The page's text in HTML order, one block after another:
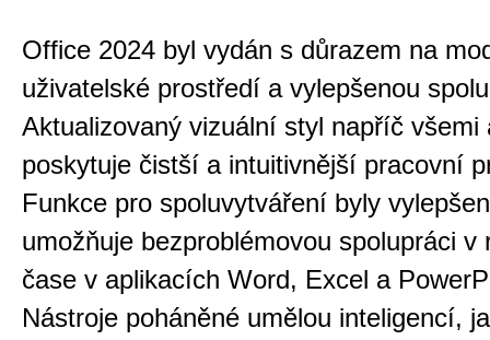
Office 2024 byl vydán s důrazem na
uživatelské prostředí a vylepšenou
Aktualizovaný vizuální styl napříč všemi
poskytuje čistší a intuitivnější pracovní
Funkce pro spoluvytváření byly
umožňuje bezproblémovou spolupráci v
čase v aplikacích Word, Excel a
Nástroje poháněné umělou inteligencí,